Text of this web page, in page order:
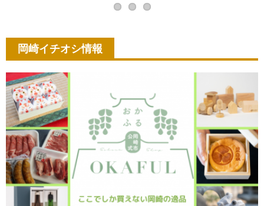
岡崎イチオシ情報